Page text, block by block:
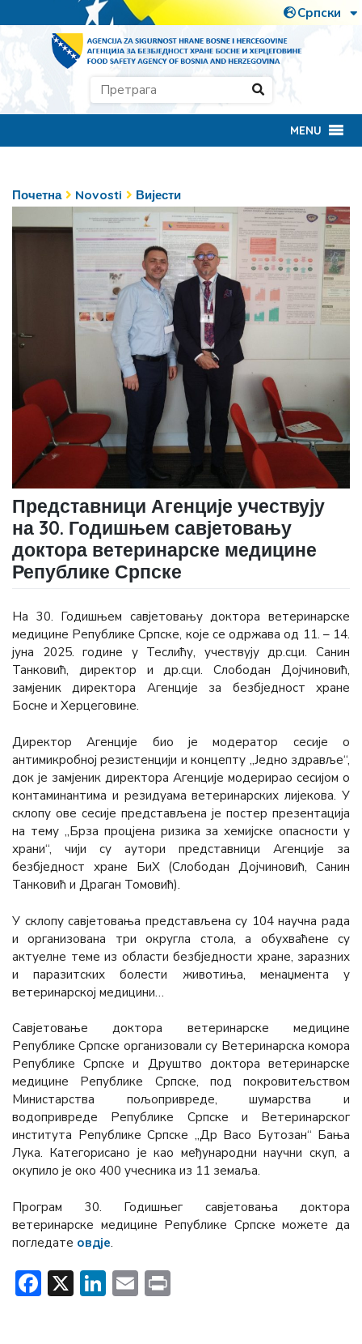
MENU
Почетна Novosti Вијести
Представници Агенције учествују
на 30. Годишњем савјетовању
доктора ветеринарске медицине
Републике Српске
На 30. Годишњем савјетовању доктора ветеринарске
медицине Републике Српске, које се одржава од 11. – 14.
јуна 2025. године у Теслићу, учествују др.сци. Санин
Танковић, директор и др.сци. Слободан Дојчиновић,
замјеник директора Агенције за безбједност хране
Босне и Херцеговине.
Директор Агенције био је модератор сесије о
антимикробној резистенцији и концепту „Једно здравље“,
док је замјеник директора Агенције модерирао сесијом о
контаминантима и резидуама ветеринарских лијекова. У
склопу ове сесије представљена је постер презентација
на тему „Брза процјена ризика за хемијске опасности у
храни“, чији су аутори представници Агенције за
безбједност хране БиХ (Слободан Дојчиновић, Санин
Танковић и Драган Томовић).
У склопу савјетовања представљена су 104 научна рада
и организована три округла стола, а обухваћене су
актуелне теме из области безбједности хране, заразних
и паразитских болести животиња, менаџмента у
ветеринарској медицини…
Савјетовање доктора ветеринарске медицине
Републике Српске организовали су Ветеринарска комора
Републике Српске и Друштво доктора ветеринарске
медицине Републике Српске, под покровитељством
Министарства пољопривреде, шумарства и
водопривреде Републике Српске и Ветеринарског
института Републике Српске „Др Васо Бутозан“ Бања
Лука. Категорисано је као међународни научни скуп, а
окупило је око 400 учесника из 11 земаља.
Програм 30. Годишњег савјетовања доктора
ветеринарске медицине Републике Српске можете дa
погледатe овдје.
Facebook
X LinkedIn
Email